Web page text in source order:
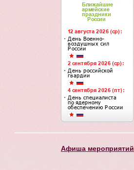
Афиша мероприятий